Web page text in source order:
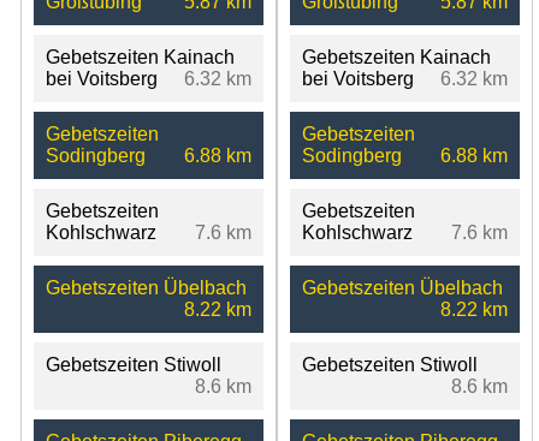
Gebetszeiten Kainach
bei Voitsberg
6.32 km
Gebetszeiten
Sodingberg
6.88 km
Gebetszeiten
Kohlschwarz
7.6 km
Gebetszeiten Übelbach
8.22 km
Gebetszeiten Stiwoll
8.6 km
Gebetszeiten Kainach
bei Voitsberg
6.32 km
Gebetszeiten
Sodingberg
6.88 km
Gebetszeiten
Kohlschwarz
7.6 km
Gebetszeiten Übelbach
8.22 km
Gebetszeiten Stiwoll
8.6 km